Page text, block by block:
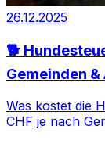
26.12.2025
🐕
Gemeinden
Was kostet die
CHF je nach